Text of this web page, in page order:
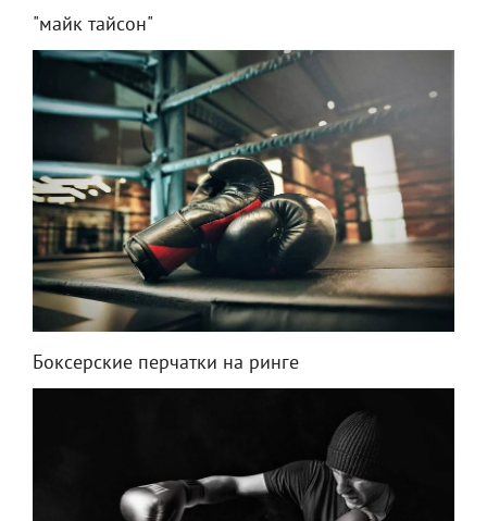
"майк тайсон"
Боксерские перчатки на ринге